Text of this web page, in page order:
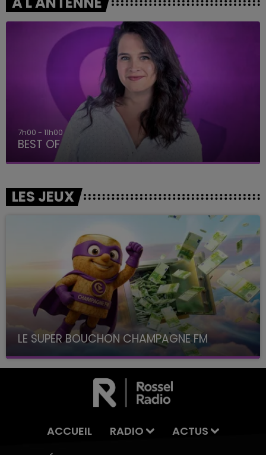
7h00 - 11h00
BEST OF
LES JEUX
LE SUPER BOUCHON CHAMPAGNE FM
avec La Famille Champagne FM, à 8H10
ACCUEIL RADIO
ACTUS